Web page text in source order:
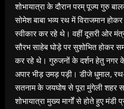
शोभायात्रा के दौरान परम् पूज्य गुरु
सोमेश बाबा भव्य रथ में विराजमान
स्वीकार कर रहे थे। वहीं दूसरी ओर
सौरभ साहेब घोड़े पर सुशोभित होकर
कर रहे थे। गुरुजनों के दर्शन हेतु नगर के
अपार भीड़ उमड़ पड़ी। डीजे धुमाल,
सतनाम के जयघोष से पूरा मुंगेली शहर
शोभायात्रा मुख्य मार्गों से होते हुए